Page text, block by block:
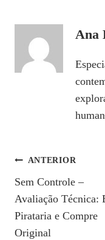
Ana
Navegação
De
Post
ANTERIOR
Sem Controle –
Avaliação Técnica:
Pirataria e Compre
Original